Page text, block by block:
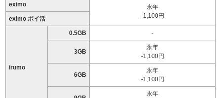
eximo
永年
-1,100円
eximo ポイ活
irumo
0.5GB -
3GB
永年
-1,100円
6GB
永年
-1,100円
永年